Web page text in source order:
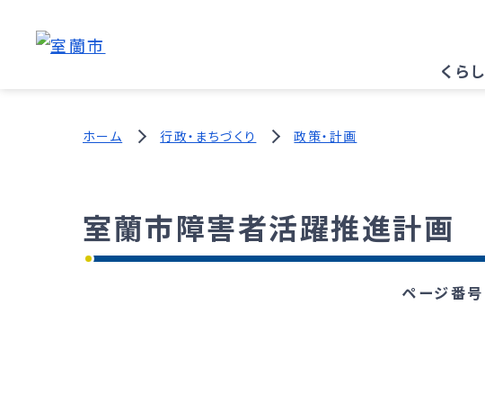
くらし
ホーム 行政・まちづくり 政策・計画
室蘭市障害者活躍推進計画
ページ番号